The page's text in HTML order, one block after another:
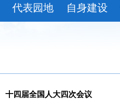
代表园地 自身建设
十四届全国人大四次会议